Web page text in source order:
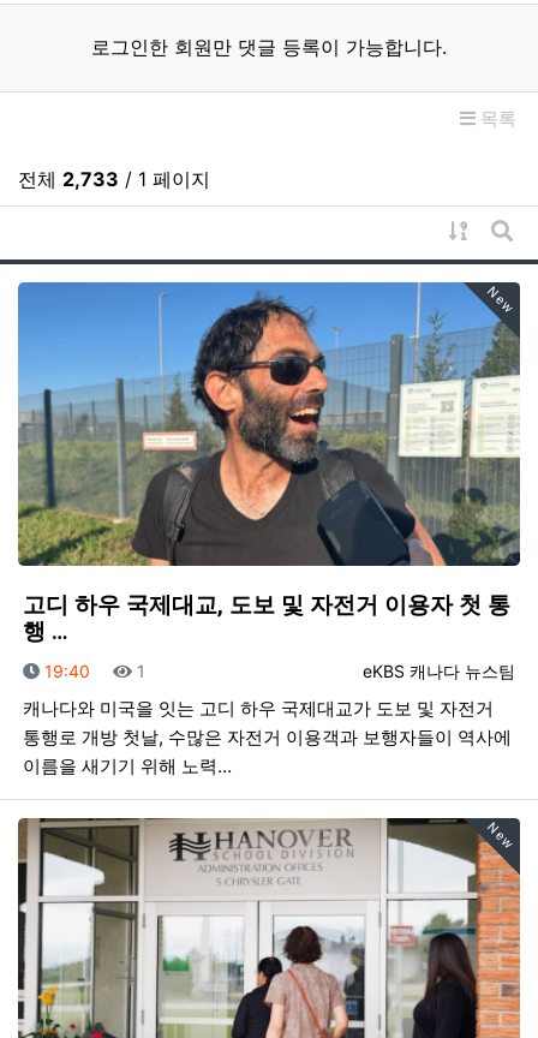
로그인한 회원만 댓글 등록이 가능합니다.
목록
전체 2,733 / 1 페이지
게시물
게
New
고디 하우 국제대교, 도보 및 자전거 이용자 첫 통
행 …
등록자
eKBS 캐나다 뉴스팀
등록일
19:40 조회
1
캐나다와 미국을 잇는 고디 하우 국제대교가 도보 및 자전거
통행로 개방 첫날, 수많은 자전거 이용객과 보행자들이 역사에
이름을 새기기 위해 노력…
New